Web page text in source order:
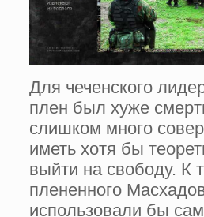
Для чеченского
плен был хуже
слишком много
иметь хотя бы
выйти на свободу. К
плененного
использовали бы